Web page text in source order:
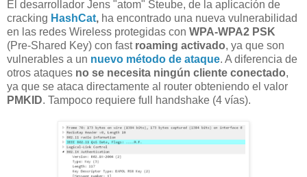
El desarrollador Jens "atom" Steube, de la aplicación de
cracking HashCat, ha encontrado una nueva vulnerabilidad
en las redes Wireless protegidas con WPA-WPA2 PSK
(Pre-Shared Key) con fast roaming activado, ya que son
vulnerables a un nuevo método de ataque. A diferencia de
otros ataques no se necesita ningún cliente conectado,
ya que se ataca directamente al router obteniendo el valor
PMKID. Tampoco requiere full handshake (4 vías).